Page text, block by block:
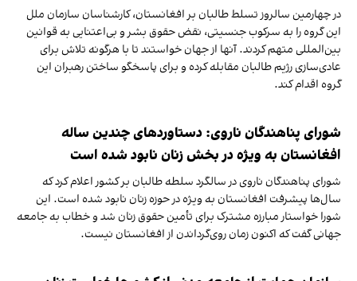
در چهارمین سالروز تسلط طالبان بر افغانستان، کارشناسان سازمان ملل
این گروه را به سرکوب جنسیتی، نقض حقوق بشر و بی‌اعتنایی به قوانین
بین‌المللی متهم کردند. آنها از جهان خواستند تا با هرگونه تلاش برای
عادی‌سازی رژیم طالبان مقابله کرده و برای پاسخگو ساختن رهبران این
گروه اقدام کند.
شورای پناهندگان ناروی: دستاوردهای چندین‌ ساله
افغانستان به ویژه در بخش زنان نابود شده‌ است
شورای پناهندگان ناروی در سالگرد سلطه طالبان بر کشور اعلام کرد که
سال‌ها پیشرفت افغانستان به ویژه در حوزه زنان نابود شده است. این
شورا خواستار مبارزه مشترک برای تأمین حقوق زنان شد و خطاب به جامعه
جهانی گفت که اکنون زمان روی‌گرداندن از افغانستان نیست.